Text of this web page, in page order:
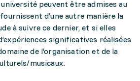
université peuvent être admises au
d’une autre manière la
à suivre ce dernier, et si elles
significatives réalisées
de l’organisation et de la
musicaux.